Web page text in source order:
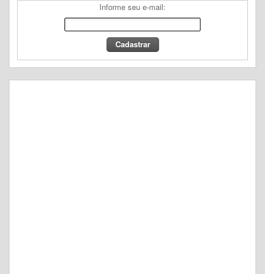
Informe seu e-mail: